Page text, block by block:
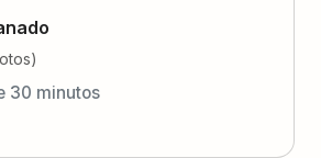
s)
30 minutos